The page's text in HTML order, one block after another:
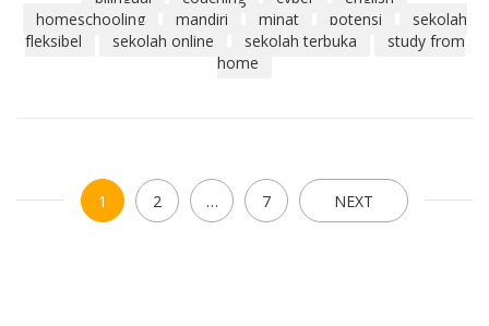
homeschooling
mandiri minat potensi
sekolah
fleksibel
sekolah online sekolah terbuka
study from
home
1 2 … 7 NEXT